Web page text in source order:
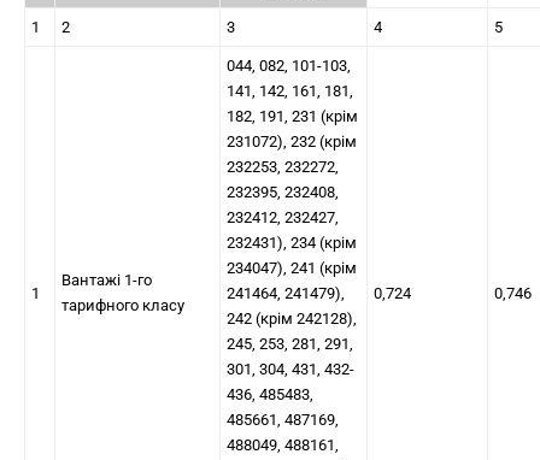
1 2 3 4 5
1
Вантажі 1-го
тарифного класу
044, 082, 101-103,
141, 142, 161, 181,
182, 191, 231 (крім
231072), 232 (крім
232253, 232272,
232395, 232408,
232412, 232427,
232431), 234 (крім
234047), 241 (крім
241464, 241479),
242 (крім 242128),
245, 253, 281, 291,
301, 304, 431, 432-
436, 485483,
485661, 487169,
488049, 488161,
0,724 0,746